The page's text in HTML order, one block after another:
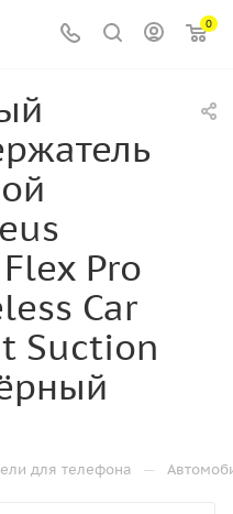
0
Pro
Car
Suction
для телефона —